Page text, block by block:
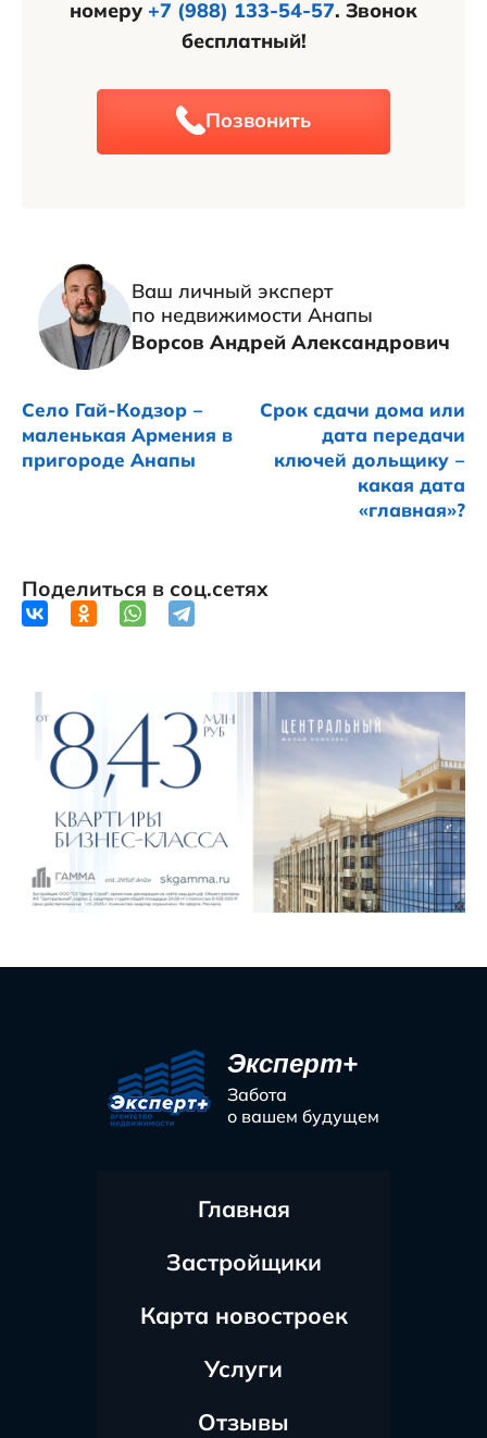
номеру +7 (988) 133-54-57. Звонок
бесплатный!
Позвонить
Ваш личный эксперт
по недвижимости Анапы
Ворсов Андрей Александрович
Село Гай-Кодзор ‒
маленькая Армения в
пригороде Анапы
Срок сдачи дома или
дата передачи
ключей дольщику ‒
какая дата
«главная»?
Поделиться в соц.сетях
Эксперт+
Забота
о вашем будущем
Главная
Застройщики
Карта новостроек
Услуги
Отзывы